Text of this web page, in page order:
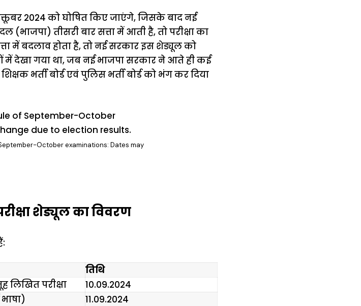
2024 को घोषित किए जाएंगे, जिसके बाद नई
(भाजपा) तीसरी बार सत्ता में आती है, तो परीक्षा का
में बदलाव होता है, तो नई सरकार इस शेड्यूल को
में देखा गया था, जब नई भाजपा सरकार ने आते ही कई
भर्ती बोर्ड एवं पुलिस भर्ती बोर्ड को भंग कर दिया
October examinations: Dates may
शेड्यूल का विवरण
तिथि
लिखित परीक्षा
10.09.2024
11.09.2024